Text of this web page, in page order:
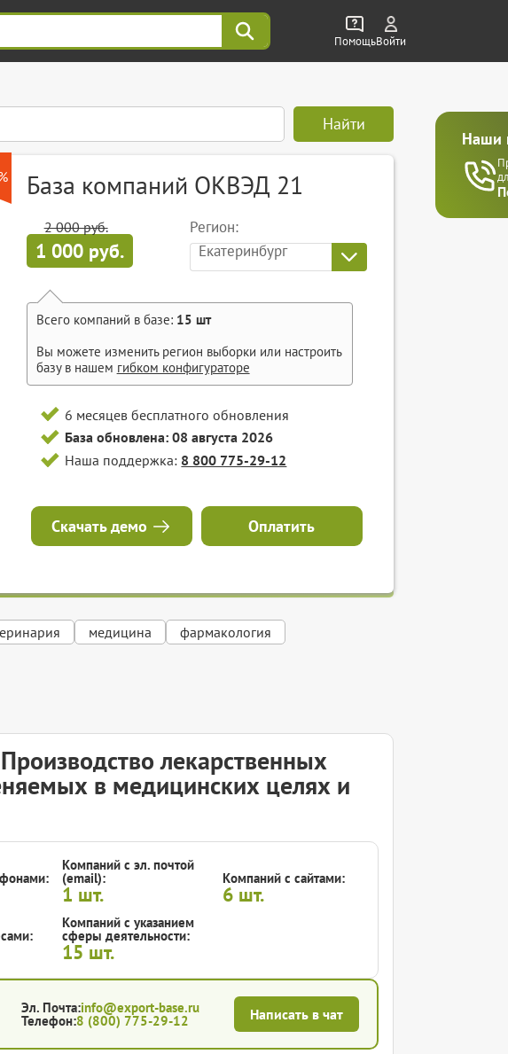
ПомощьВойти
Наши
Найти
База компаний ОКВЭД 21
2 000 руб.
1 000 руб.
Регион:
Екатеринбург
Всего компаний в базе: 15 шт
Вы можете изменить регион выборки или настроить
базу в нашем гибком конфигураторе
6 месяцев бесплатного обновления
База обновлена: 08 августа 2026
Наша поддержка: 8 800 775-29-12
Скачать демо Оплатить
медицина фармакология
лекарственных
в медицинских целях и
Компаний с эл. почтой
(email):
1 шт.
Компаний с сайтами:
6 шт.
Компаний с указанием
сферы деятельности:
15шт.
Эл. Почта:info@export-base.ru
Телефон:8 (800) 775-29-12 Написать в чат